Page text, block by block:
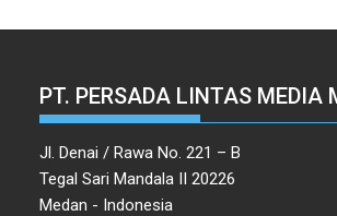
PT. PERSADA LINTAS MEDIA
Jl. Denai / Rawa No. 221 – B
Tegal Sari Mandala II 20226
Medan - Indonesia